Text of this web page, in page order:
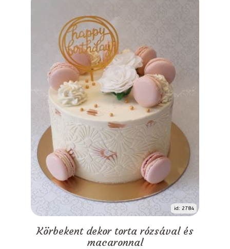
id: 2784
Körbekent dekor torta rózsával és
macaronnal